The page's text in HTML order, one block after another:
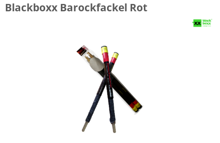
Blackboxx Barockfackel Rot